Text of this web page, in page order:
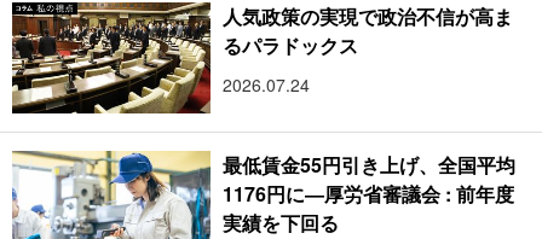
人気政策の実現で政治不信が高ま
るパラドックス
2026.07.24
最低賃金55円引き上げ、全国平均
1176円に―厚労省審議会 : 前年度
実績を下回る